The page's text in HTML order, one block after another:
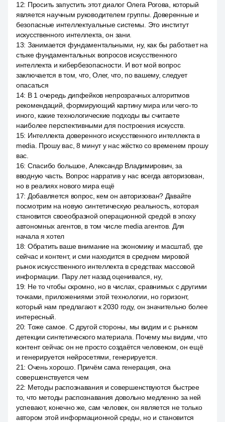
12: Просить запустить этот диалог Олега Рогова, который
является научным руководителем группы. Доверенные и
безопасные интеллектуальные системы. Это институт
искусственного интеллекта, он зани.
13: Занимается фундаментальными, ну, как бы работает на
стыке фундаментальных вопросов искусственного
интеллекта и кибербезопасности. И вот мой вопрос
заключается в том, что, Олег, что, по вашему, следует
опасаться
14: В 1 очередь дипфейков непрозрачных алгоритмов
рекомендаций, формирующий картину мира или чего-то
иного, какие технологические подходы вы считаете
наиболее перспективными для построения искусств.
15: Интеллекта доверенного искусственного интеллекта в
media. Прошу вас, 8 минут у нас жёстко со временем прошу
вас.
16: Спасибо большое, Александр Владимирович, за
вводную часть. Вопрос нарратив у нас всегда авторизован,
но в реалиях нового мира ещё
17: Добавляется вопрос, кем он авторизован? Давайте
посмотрим на новую синтетическую реальность, которая
становится своеобразной операционной средой в эпоху
автономных агентов, в том числе media агентов. Для
начала я хотел
18: Обратить ваше внимание на экономику и масштаб, где
сейчас и контент, и сми находится в среднем мировой
рынок искусственного интеллекта в средствах массовой
информации. Пару лет назад оценивался, ну,
19: Не то чтобы скромно, но в числах, сравнимых с другими
точками, приложениями этой технологии, но горизонт,
который нам предлагают к 2030 году, он значительно более
интересный.
20: Тоже самое. С другой стороны, мы видим и с рынком
детекции синтетического материала. Почему мы видим, что
контент сейчас он не просто создаётся человеком, он ещё
и генерируется нейросетями, генерируется.
21: Очень хорошо. Причём сама генерация, она
совершенствуется чем
22: Методы распознавания и совершенствуются быстрее
то, что методы распознавания довольно медленно за ней
успевают, конечно же, сам человек, он является не только
автором этой информационной среды, но и становится